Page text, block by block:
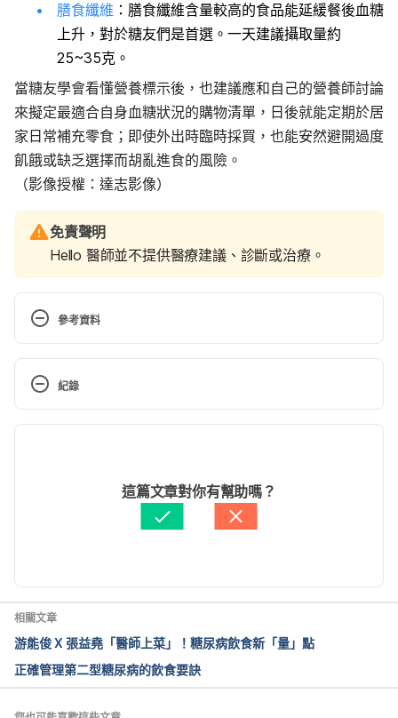
膳食纖維 ：膳食纖維含量較高的食品能延緩餐後血糖
上升，對於糖友們是首選。一天建議攝取量約
25~35克。
當糖友學會看懂營養標示後，也建議應和自己的營養師討論
來擬定最適合自身血糖狀況的購物清單，日後就能定期於居
家日常補充零食；即使外出時臨時採買，也能安然避開過度
飢餓或缺乏選擇而胡亂進食的風險。
（影像授權：達志影像）
免責聲明
Hello 醫師並不提供醫療建議、診斷或治療。
參考資料
室）
http://web1.fyh.mohw.gov.tw/depweb/diet/sick/25
accessed by 10/17/2022
糖尿病疾病衛教（秀傳紀念醫院衛教中心）
409e-9587-9a155140e254　accessed by
10/17/2022
糖尿病飲食問與答–水果點心篇（中國醫藥大學附設醫
院）
https://www.cmuh.cmu.edu.tw/HealthEdus/Detail?
紀錄
Hello 醫師
Hello 醫師
更新
這篇文章對你有幫助嗎？
相關文章
游能俊 X 張益堯「醫師上菜」！糖尿病飲食新「量」點
正確管理第二型糖尿病的飲食要訣